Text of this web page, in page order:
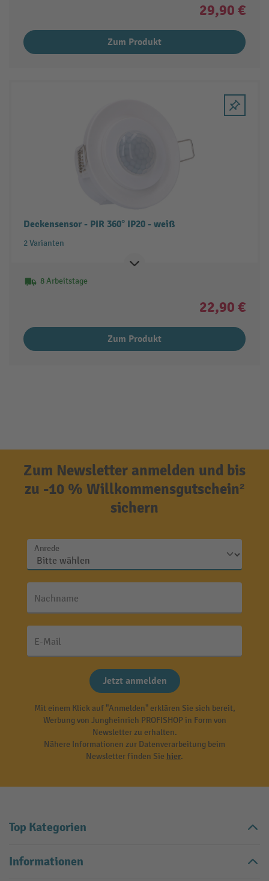
29,90 €
Zum Produkt
Deckensensor - PIR 360° IP20 - weiß
2 Varianten
8 Arbeitstage
22,90 €
Zum Produkt
Zum Newsletter anmelden und bis
zu -10 % Willkommensgutschein²
sichern
Anrede
Nachname
E-Mail
Jetzt anmelden
Mit einem Klick auf "Anmelden" erklären Sie sich bereit,
Werbung von Jungheinrich PROFISHOP in Form von
Newsletter zu erhalten.
Nähere Informationen zur Datenverarbeitung beim
Newsletter finden Sie hier.
Top Kategorien
Informationen